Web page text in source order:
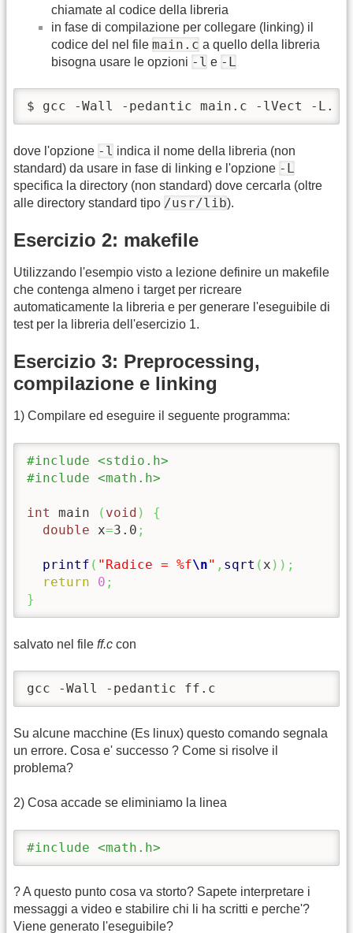
chiamate al codice della libreria
in fase di compilazione per collegare (linking) il
codice del nel file main.c a quello della libreria
bisogna usare le opzioni -l e -L
$ gcc -Wall -pedantic main.c -lVect -L.
dove l'opzione -l indica il nome della libreria (non
standard) da usare in fase di linking e l'opzione -L
specifica la directory (non standard) dove cercarla (oltre
alle directory standard tipo /usr/lib).
Esercizio 2: makefile
Utilizzando l'esempio visto a lezione definire un makefile
che contenga almeno i target per ricreare
automaticamente la libreria e per generare l'eseguibile di
test per la libreria dell'esercizio 1.
Esercizio 3: Preprocessing,
compilazione e linking
1) Compilare ed eseguire il seguente programma:
#include <stdio.h>
#include <math.h>
int main ( void )
{
double x=3.0 ;
printf ( "Radice = %f\n" , sqrt ( x ) ) ;
return
0 ;
}
salvato nel file ff.c con
gcc -Wall -pedantic ff.c
Su alcune macchine (Es linux) questo comando segnala
un errore. Cosa e' successo ? Come si risolve il
problema?
2) Cosa accade se eliminiamo la linea
#include <math.h>
? A questo punto cosa va storto? Sapete interpretare i
messaggi a video e stabilire chi li ha scritti e perche'?
Viene generato l'eseguibile?